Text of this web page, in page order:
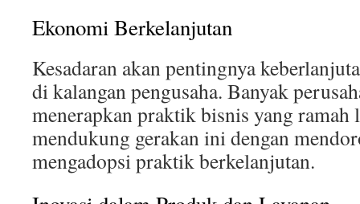
Ekonomi Berkelanjutan
Kesadaran akan pentingnya
di kalangan pengusaha. Banyak
menerapkan praktik bisnis yang
mendukung gerakan ini dengan
mengadopsi praktik berkelanjutan.